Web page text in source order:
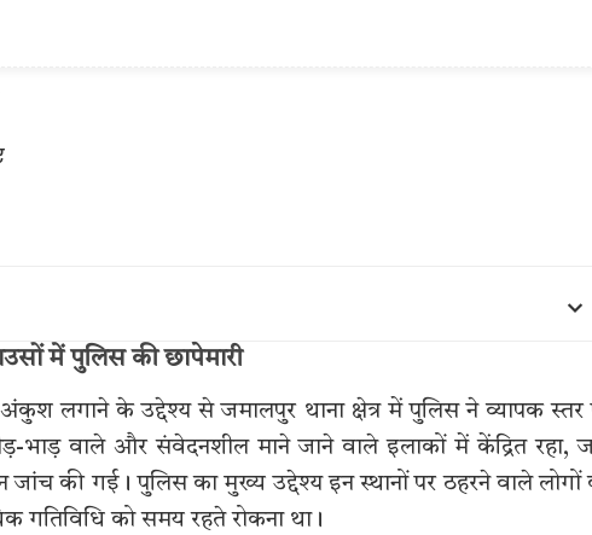
में पुलिस की छापेमारी
अंकुश लगाने के उद्देश्य से जमालपुर थाना क्षेत्र में पुलिस ने व्यापक स्तर
वाले और संवेदनशील माने जाने वाले इलाकों में केंद्रित रहा,
की गई। पुलिस का मुख्य उद्देश्य इन स्थानों पर ठहरने वाले लोगों
गतिविधि को समय रहते रोकना था।